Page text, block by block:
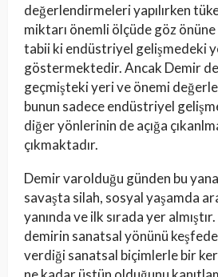
değerlendirmeleri yapılırken
miktarı önemli ölçüde göz önüne
tabii ki endüstriyel gelişmedeki
göstermektedir. Ancak Demir
geçmişteki yeri ve önemi
bunun sadece endüstriyel
diğer yönlerinin de açığa
çıkmaktadır.
Demir varolduğu günden bu
savaşta silah, sosyal yaşamda
yanında ve ilk sırada yer
demirin sanatsal yönünü
verdiği sanatsal biçimlerle bir